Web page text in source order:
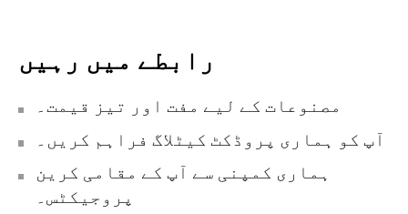
رابطے میں رہیں
مصنوعات کے لیے مفت اور تیز قیمت۔
آپ کو ہماری پروڈکٹ کیٹلاگ فراہم کریں۔
ہماری کمپنی سے آپ کے مقامی کرین
پروجیکٹس۔